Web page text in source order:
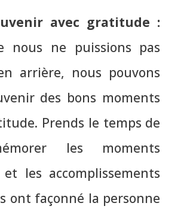
avec gratitude :
nous ne puissions pas
arrière, nous pouvons
des bons moments
Prends le temps de
les moments
les accomplissements
ont façonné la personne